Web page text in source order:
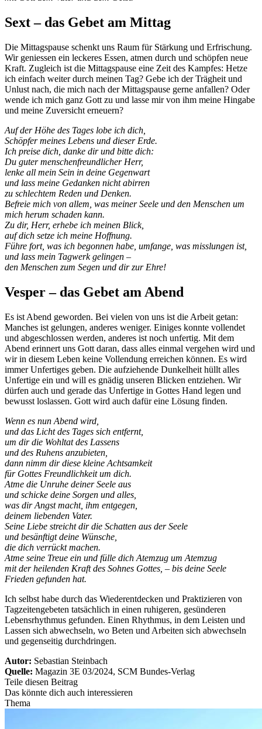
Sext – das Gebet am Mittag
Die Mittagspause schenkt uns Raum für Stärkung und Erfrischung.
Wir geniessen ein leckeres Essen, atmen durch und schöpfen neue
Kraft. Zugleich ist die Mittagspause eine Zeit des Kampfes: Hetze
ich einfach weiter durch meinen Tag? Gebe ich der Trägheit und
Unlust nach, die mich nach der Mittagspause gerne anfallen? Oder
wende ich mich ganz Gott zu und lasse mir von ihm meine Hingabe
und meine Zuversicht erneuern?
Auf der Höhe des Tages lobe ich dich,
Schöpfer meines Lebens und dieser Erde.
Ich preise dich, danke dir und bitte dich:
Du guter menschenfreundlicher Herr,
lenke all mein Sein in deine Gegenwart
und lass meine Gedanken nicht abirren
zu schlechtem Reden und Denken.
Befreie mich von allem, was meiner Seele und den Menschen um
mich herum schaden kann.
Zu dir, Herr, erhebe ich meinen Blick,
auf dich setze ich meine Hoffnung.
Führe fort, was ich begonnen habe, umfange, was misslungen ist,
und lass mein Tagwerk gelingen –
den Menschen zum Segen und dir zur Ehre!
Vesper – das Gebet am Abend
Es ist Abend geworden. Bei vielen von uns ist die Arbeit getan:
Manches ist gelungen, anderes weniger. Einiges konnte vollendet
und abgeschlossen werden, anderes ist noch unfertig. Mit dem
Abend erinnert uns Gott daran, dass alles einmal vergehen wird und
wir in diesem Leben keine Vollendung erreichen können. Es wird
immer Unfertiges geben. Die aufziehende Dunkelheit hüllt alles
Unfertige ein und will es gnädig unseren Blicken entziehen. Wir
dürfen auch und gerade das Unfertige in Gottes Hand legen und
bewusst loslassen. Gott wird auch dafür eine Lösung finden.
Wenn es nun Abend wird,
und das Licht des Tages sich entfernt,
um dir die Wohltat des Lassens
und des Ruhens anzubieten,
dann nimm dir diese kleine Achtsamkeit
für Gottes Freundlichkeit um dich.
Atme die Unruhe deiner Seele aus
und schicke deine Sorgen und alles,
was dir Angst macht, ihm entgegen,
deinem liebenden Vater.
Seine Liebe streicht dir die Schatten aus der Seele
und besänftigt deine Wünsche,
die dich verrückt machen.
Atme seine Treue ein und fülle dich Atemzug um Atemzug
mit der heilenden Kraft des Sohnes Gottes, – bis deine Seele
Frieden gefunden hat.
Ich selbst habe durch das Wiederentdecken und Praktizieren von
Tagzeitengebeten tatsächlich in einen ruhigeren, gesünderen
Lebensrhythmus gefunden. Einen Rhythmus, in dem Leisten und
Lassen sich abwechseln, wo Beten und Arbeiten sich abwechseln
und gegenseitig durchdringen.
Autor: Sebastian Steinbach
Quelle: Magazin 3E 03/2024, SCM Bundes-Verlag
Teile diesen Beitrag
Das könnte dich auch interessieren
Thema